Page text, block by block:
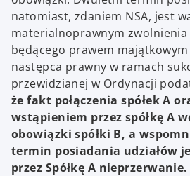
natomiast, zdaniem NSA, jest
materialnoprawnym
będącego prawem
następca prawny w ramach
przewidzianej w Ordynacji
że fakt połączenia spółek A
wstąpieniem przez spółkę A
obowiązki spółki B, a
termin posiadania udziałów
przez Spółkę A nieprzerwanie.